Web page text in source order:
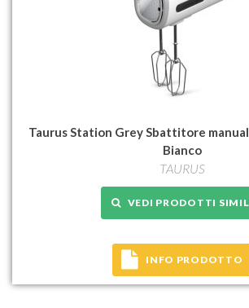
Taurus Station Grey Sbattitore
Bianco
TAURUS
VEDI PRODOTTI
INFO PRODOTTO